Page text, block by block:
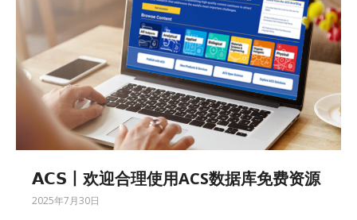
𝗔𝗖𝗦丨欢迎合理使用ACS数据库免费资源
2025年7月30日